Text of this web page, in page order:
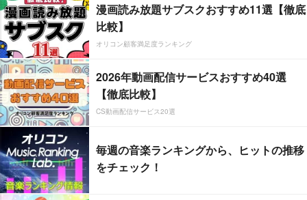
漫画読み放題サブスクおすすめ11選【徹底
比較】
オリコン顧客満足度ランキング
2026年動画配信サービスおすすめ40選
【徹底比較】
CS動画配信サービス20選
毎週の音楽ランキングから、ヒットの推移
をチェック！